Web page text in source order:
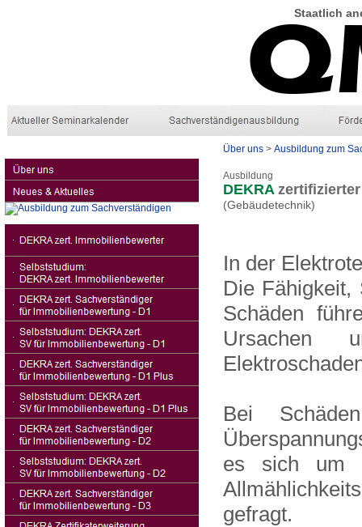
Staatlich
Über uns > Ausbildung zum
Ausbildung
DEKRAzertifizierter
(Gebäudetechnik)
In der
Die Fähigkeit,
Schäden
Ursachen
Bei
es sich um
gefragt.